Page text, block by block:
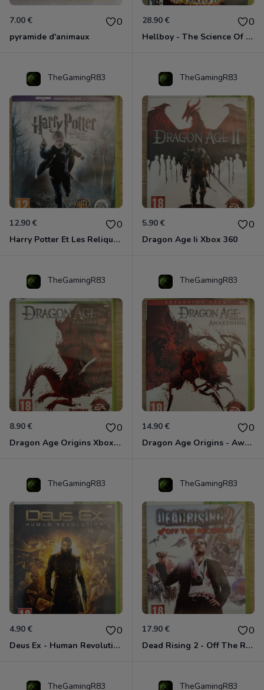
7.00 € 0
pyramide d'animaux
28.90 € 0
Hellboy - The Science Of Evil Xbox 360
TheGamingR83
12.90 € 0
Harry Potter Et Les Reliques De La Mort - 1ère Partie Xbox 360
TheGamingR83
5.90 € 0
Dragon Age Ii Xbox 360
TheGamingR83
8.90 € 0
Dragon Age Origins Xbox 360
TheGamingR83
14.90 € 0
Dragon Age Origins - Awakening Xbox 360
TheGamingR83
4.90 € 0
Deus Ex - Human Revolution Xbox 360
TheGamingR83
17.90 € 0
Dead Rising 2 - Off The Record Xbox 360
TheGamingR83 TheGamingR83